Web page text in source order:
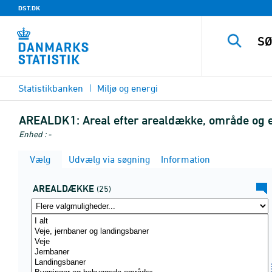
DST.DK
Statistikbanken Miljø og energi
AREALDK1: Areal efter arealdække, område og
Enhed : -
Vælg Udvælg via søgning Information
AREALDÆKKE (25)